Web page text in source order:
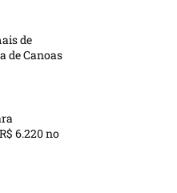
de
de Canoas
6.220 no